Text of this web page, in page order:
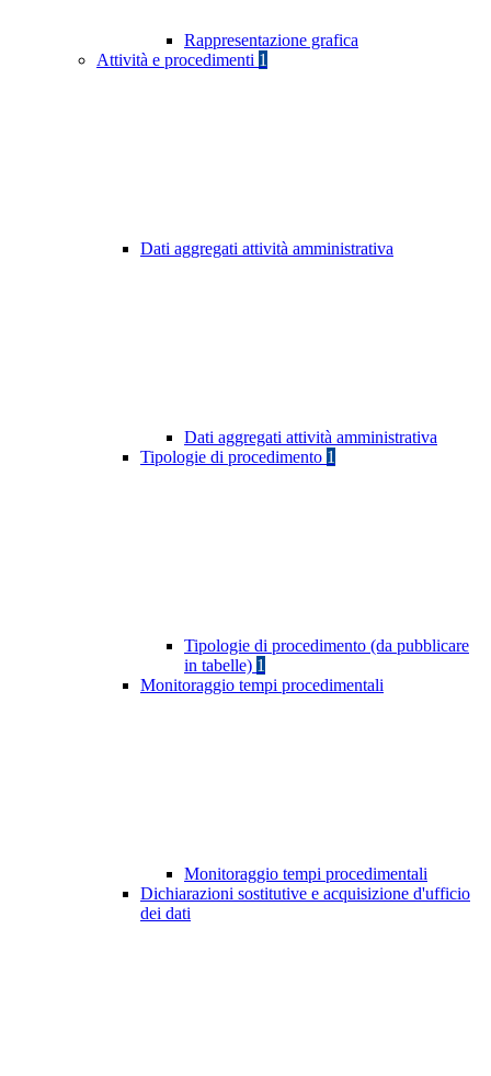
Rappresentazione grafica
Attività e procedimenti 1
Dati aggregati attività amministrativa
Dati aggregati attività amministrativa
Tipologie di procedimento 1
Tipologie di procedimento (da pubblicare
in tabelle) 1
Monitoraggio tempi procedimentali
Monitoraggio tempi procedimentali
Dichiarazioni sostitutive e acquisizione d'ufficio
dei dati